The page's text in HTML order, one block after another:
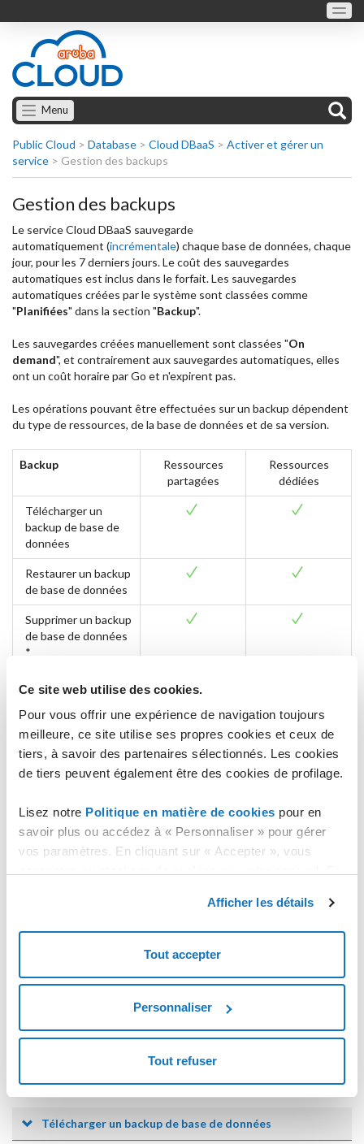
Ce site web utilise des cookies.
Pour vous offrir une expérience de navigation toujours
meilleure, ce site utilise ses propres cookies et ceux de
tiers, à savoir des partenaires sélectionnés. Les cookies
de tiers peuvent également être des cookies de profilage.
Lisez notre Politique en matière de cookies pour en
savoir plus ou accédez à « Personnaliser » pour gérer
vos paramètres. En cliquant sur « Accepter », vous
stockage des cookies nécessaires.
Afficher les détails
Tout accepter
Personnaliser
Tout refuser
Menu
Public Cloud > Database > Cloud DBaaS > Activer et gérer un
service > Gestion des backups
Gestion des backups
Le service Cloud DBaaS sauvegarde
automatiquement (incrémentale) chaque base de données, chaque
jour, pour les 7 derniers jours. Le coût des sauvegardes
automatiques est inclus dans le forfait. Les sauvegardes
automatiques créées par le système sont classées comme
"Planifiées" dans la section "Backup".
Les sauvegardes créées manuellement sont classées "On
demand", et contrairement aux sauvegardes automatiques, elles
ont un coût horaire par Go et n'expirent pas.
Les opérations pouvant être effectuées sur un backup dépendent
du type de ressources, de la base de données et de sa version.
Backup
Ressources
partagées
Ressources
dédiées
Télécharger un
backup de base de
données
Restaurer un backup
de base de données
Supprimer un backup
de base de données
*
* uniquement pour les backups créés manuellement
Les opérations pouvant être effectuées sur un backup varient
selon l’état du service Cloud DBaaS.
Télécharger un backup
de base de données
base de données *
uniquement pour les backups créés manuellement
Demand)
Connectez-vous à la fiche technique du service Cloud DBaaS dont
vous souhaitez gérer les sauvegardes de bases de données à l'aide
Cliquez sur "Backup" présent sous le nom du service.
Télécharger un backup de base de données